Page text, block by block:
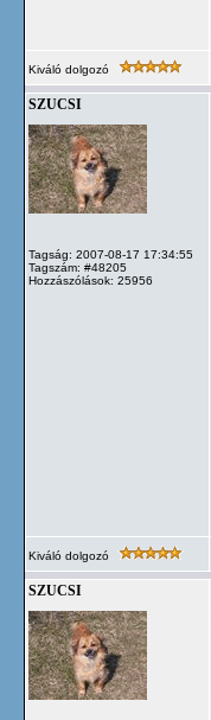
Kiváló dolgozó
SZUCSI
Tagság: 2007-08-17 17:34:55
Tagszám: #48205
Hozzászólások: 25956
Kiváló dolgozó
SZUCSI